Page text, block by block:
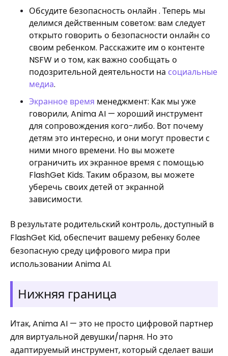
Обсудите безопасность онлайн . Теперь мы
делимся действенным советом: вам следует
открыто говорить о безопасности онлайн со
своим ребенком. Расскажите им о контенте
NSFW и о том, как важно сообщать о
подозрительной деятельности на социальные
медиа.
Экранное время менеджмент: Как мы уже
говорили, Anima AI — хороший инструмент
для сопровождения кого-либо. Вот почему
детям это интересно, и они могут провести с
ними много времени. Но вы можете
ограничить их экранное время с помощью
FlashGet Kids. Таким образом, вы можете
уберечь своих детей от экранной
зависимости.
В результате родительский контроль, доступный в
FlashGet Kid, обеспечит вашему ребенку более
безопасную среду цифрового мира при
использовании Anima AI.
Нижняя граница
Итак, Anima AI — это не просто цифровой партнер
для виртуальной девушки/парня. Но это
адаптируемый инструмент, который сделает ваши